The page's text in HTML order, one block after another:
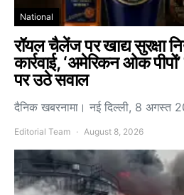
National
रॉयल चैलेंज पर खाद्य सुरक्षा
कार्रवाई, ‘अमेरिकन ओक
पर उठे सवाल
दैनिक खबरनामा। नई दिल्ली, 8 अगस्त
Editorial Team August 8, 2026